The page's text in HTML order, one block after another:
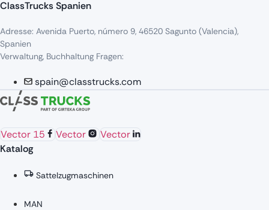
ClassTrucks Spanien
Adresse: Avenida Puerto, número 9, 46520 Sagunto (Valencia),
Spanien
Verwaltung, Buchhaltung Fragen:
spain@classtrucks.com
Vector 15 Vector
Vector
Katalog
Sattelzugmaschinen
MAN